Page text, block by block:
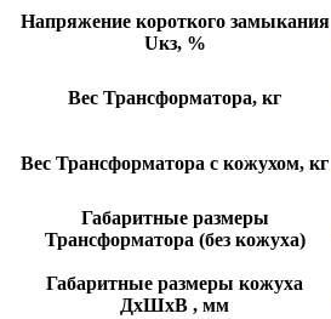
Напряжение короткого замыкания
Uкз, %
Вес Трансформатора, кг
Вес Трансформатора с кожухом, кг
Габаритные размеры
Трансформатора (без кожуха)
Габаритные размеры кожуха
ДхШхВ , мм